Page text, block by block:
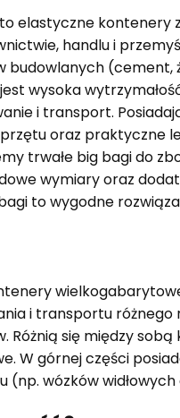
elastyczne kontenery
handlu i
budowlanych
wysoka
i transport.
oraz praktyczne
trwałe big bagi do
wymiary oraz
to wygodne
i transportu
się między
W górnej części
(np. wózków